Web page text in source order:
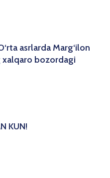
asrlarda Marg‘ilon
bozordagi
KUN!